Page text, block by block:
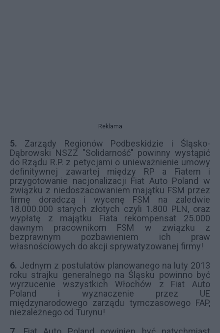
Reklama
5.
Zarządy Regionów Podbeskidzie i Śląsko-
Dąbrowski NSZZ "Solidarność" powinny wystąpić
do Rządu R.P. z petycjami o unieważnienie umowy
definitywnej zawartej między RP a Fiatem i
przygotowanie nacjonalizacji Fiat Auto Poland w
związku z niedoszacowaniem majątku FSM przez
firmę doradczą i wycenę FSM na zaledwie
18.000.000 starych złotych czyli 1.800 PLN, oraz
wypłatę z majątku Fiata rekompensat 25.000
dawnym pracownikom FSM w związku z
bezprawnym pozbawieniem ich praw
własnościowych do akcji sprywatyzowanej firmy!
6. Jednym z postulatów planowanego na luty 2013
roku strajku generalnego na Śląsku powinno być
wyrzucenie wszystkich Włochów z Fiat Auto
Poland i wyznaczenie przez UE
międzynarodowego zarządu tymczasowego FAP,
niezależnego od Turynu!